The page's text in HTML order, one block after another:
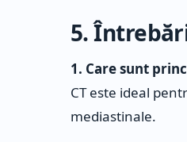
5.
1. Care sunt
CT este ideal
mediastinale.